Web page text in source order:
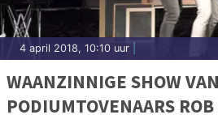
4 april 2018, 10:10 uur
WAANZINNIGE SHOW VAN
PODIUMTOVENAARS